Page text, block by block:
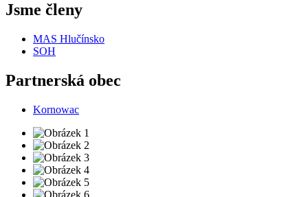
Jsme členy
MAS Hlučínsko
SOH
Partnerská obec
Kornowac